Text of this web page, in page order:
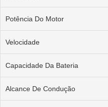
Potência Do Motor
Velocidade
Capacidade Da Bateria
Alcance De Condução